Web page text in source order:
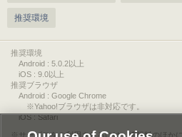
推奨環境
推奨環境
Android : 5.0.2以上
iOS : 9.0以上
推奨ブラウザ
Android : Google Chrome
※Yahoo!ブラウザは非対応です。
iOS : Safari
サービスをご利用されるには、情報料のほか